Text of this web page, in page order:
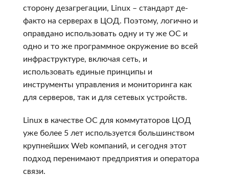
сторону дезагрегации, Linux – стандарт де-
факто на серверах в ЦОД. Поэтому, логично и
оправдано использовать одну и ту же ОС и
одно и то же программное окружение во всей
инфраструктуре, включая сеть, и
использовать единые принципы и
инструменты управления и мониторинга как
для серверов, так и для сетевых устройств.
Linux в качестве ОС для коммутаторов ЦОД
уже более 5 лет используется большинством
крупнейших Web компаний, и сегодня этот
подход перенимают предприятия и оператора
связи.